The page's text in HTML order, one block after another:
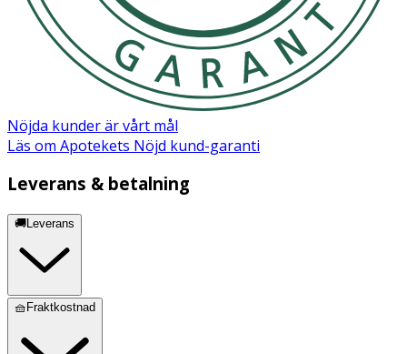
Nöjda kunder är vårt mål
Läs om Apotekets Nöjd kund-garanti
Leverans & betalning
🚚Leverans
🧺Fraktkostnad